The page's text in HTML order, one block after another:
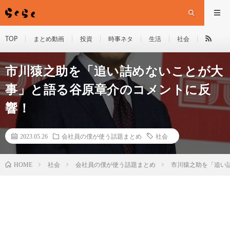
TOP まとめ動画 投資 時事ネタ 生活 社会
市川猿之助を「追い詰めないことが大
事」と語る谷原章介のコメントに反
響！
2023.05.26 会社員の僕が使う話題まとめ 社会
HOME 社会 会社員の僕が使う話題まとめ 市川猿之助を「追い